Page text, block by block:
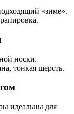
«зиме».
носки.
тонкая шерсть.
идеальны для